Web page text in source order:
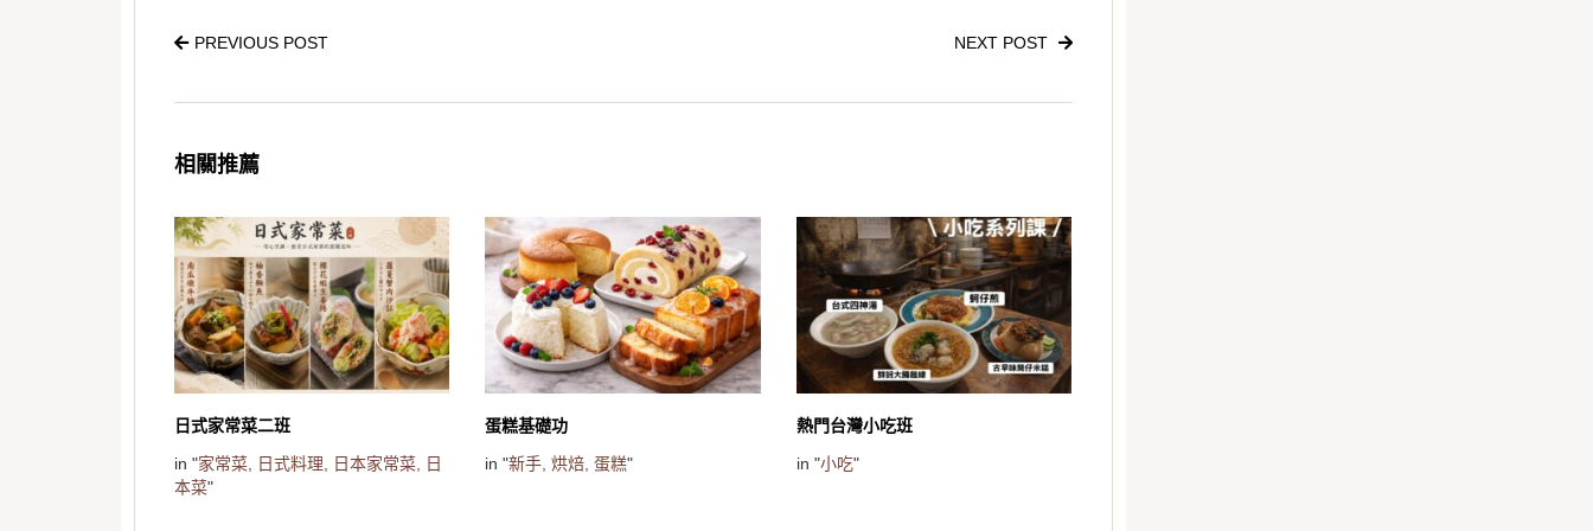
PREVIOUS POST NEXT POST
相關推薦
日式家常菜二班
in "家常菜, 日式料理, 日本家常菜, 日
本菜"
蛋糕基礎功
in "新手,烘焙,蛋糕"
熱門台灣小吃班
in "小吃"